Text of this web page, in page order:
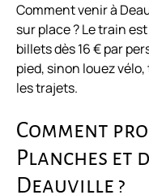
Comment venir à
sur place ? Le train
billets dès 16 € par
pied, sinon louez
les trajets.
Comment
Planches et
Deauville ?